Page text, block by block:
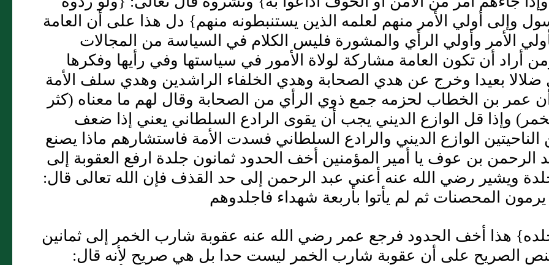
وإلى أولي الأمر منهم لعلمه الذين يستنبطونه منهم} دل هذا على أن العامة
الأمر وأولي الرأي والمشورة فليس الكلام في السياسة من المجالات
أراد أن تكون العامة مشاركة لولاة الأمور في سياستها وفي رأيها وفكرها
بعيدا وخرج عن هدي الصحابة وهدي الخلفاء الراشدين وهدي سلف الأمة
عمر بن الخطاب لحزمه جمع ذوي الرأي من الصحابة وقال لهم ما معناه (كثر
وإذا قل الوازع الديني يجب أن يقوى الرادع السلطاني يعني إذا ضعف
الناحيتين الوازع الديني والرادع السلطاني فسدت الأمة فاستشارهم ماذا يصنع
الرحمن بن عوف يا أمير المؤمنين أخف الحدود ثمانون جلدة ارفع العقوبة إلى
ويشير رضي الله عنه أعني عبد الرحمن إلى حد القذف فإن الله تعالى قال:
المحصنات ثم لم يأتوا بأربعة شهداء فاجلدوهم
هذا أخف الحدود فرجع عمر رضي الله عنه عقوبة شارب الخمر إلى ثمانين
الصريح على أن عقوبة شارب الخمر ليست حدا بل هي صريح لأنه قال: